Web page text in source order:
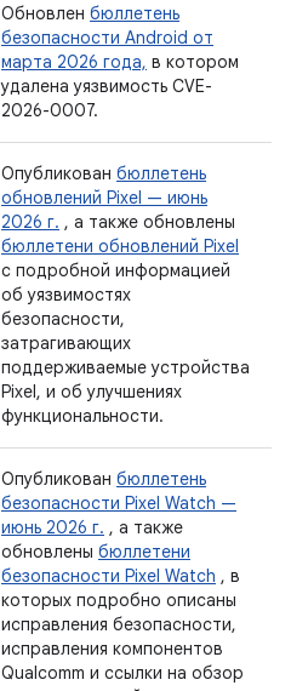
Обновлен бюллетень
безопасности Android от
марта 2026 года, в котором
удалена уязвимость CVE-
2026-0007.
Опубликован бюллетень
обновлений Pixel — июнь
2026 г. , а также обновлены
бюллетени обновлений Pixel
с подробной информацией
об уязвимостях
безопасности,
затрагивающих
поддерживаемые устройства
Pixel, и об улучшениях
функциональности.
Опубликован бюллетень
безопасности Pixel Watch —
июнь 2026 г. , а также
обновлены бюллетени
безопасности Pixel Watch , в
которых подробно описаны
исправления безопасности,
исправления компонентов
Qualcomm и ссылки на обзор